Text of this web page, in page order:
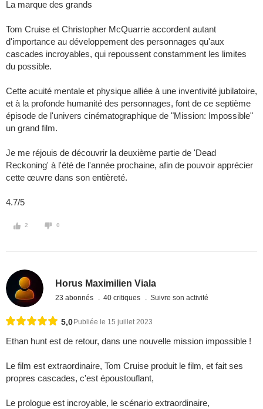
La marque des grands
Tom Cruise et Christopher McQuarrie accordent autant
d'importance au développement des personnages qu'aux
cascades incroyables, qui repoussent constamment les limites
du possible.
Cette acuité mentale et physique alliée à une inventivité jubilatoire,
et à la profonde humanité des personnages, font de ce septième
épisode de l'univers cinématographique de "Mission: Impossible"
un grand film.
Je me réjouis de découvrir la deuxième partie de 'Dead
Reckoning' à l'été de l'année prochaine, afin de pouvoir apprécier
cette œuvre dans son entièreté.
4.7/5
2 0
Horus Maximilien Viala
23 abonnés 40 critiques Suivre son activité
5,0 Publiée le 15 juillet 2023
Ethan hunt est de retour, dans une nouvelle mission impossible !
Le film est extraordinaire, Tom Cruise produit le film, et fait ses
propres cascades, c'est époustouflant,
Le prologue est incroyable, le scénario extraordinaire,